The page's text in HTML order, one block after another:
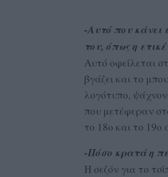
-Αυτό που κάνει
του, όπως η
Αυτό οφείλεται
βγάζει και το
λογότυπο,
που μετέφεραν
το 18ο και το
-Πόσο κρατά η
Η σεζόν για το